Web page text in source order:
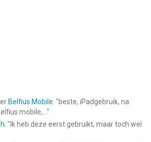
Belfius Mobile: "beste, iPadgebruik, na
mobile,... "
: " Ik heb deze eerst gebruikt, maar toch wel